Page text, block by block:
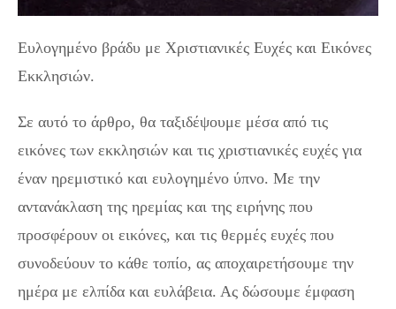
Ευλογημένο βράδυ με Χριστιανικές Ευχές και Εικόνες
Εκκλησιών.
Σε αυτό το άρθρο, θα ταξιδέψουμε μέσα από τις
εικόνες των εκκλησιών και τις χριστιανικές ευχές για
έναν ηρεμιστικό και ευλογημένο ύπνο. Με την
αντανάκλαση της ηρεμίας και της ειρήνης που
προσφέρουν οι εικόνες, και τις θερμές ευχές που
συνοδεύουν το κάθε τοπίο, ας αποχαιρετήσουμε την
ημέρα με ελπίδα και ευλάβεια. Ας δώσουμε έμφαση